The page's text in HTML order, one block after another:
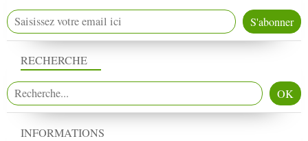
RECHERCHE
INFORMATIONS